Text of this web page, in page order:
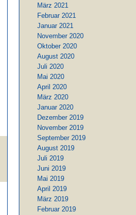
März 2021
Februar 2021
Januar 2021
November 2020
Oktober 2020
August 2020
Juli 2020
Mai 2020
April 2020
März 2020
Januar 2020
Dezember 2019
November 2019
September 2019
August 2019
Juli 2019
Juni 2019
Mai 2019
April 2019
März 2019
Februar 2019